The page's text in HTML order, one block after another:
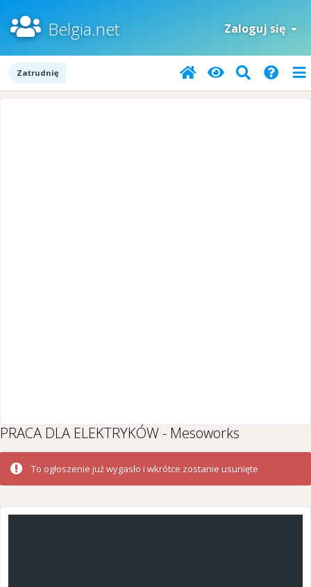
Belgia.net Zaloguj się
Zatrudnię
PRACA DLA ELEKTRYKÓW - Mesoworks
To ogłoszenie już wygasło i wkrótce zostanie usunięte